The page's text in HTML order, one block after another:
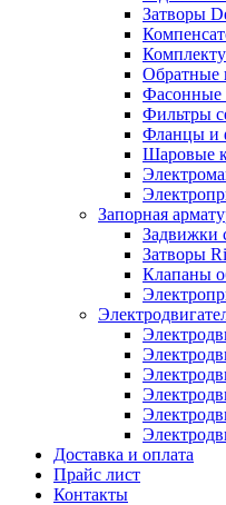
Затворы
Обратные
Фасонные
Фильтры
Фланцы и
Шаровые
Запорная
Задвижки
Затворы
Клапаны
Доставка и оплата
Прайс лист
Контакты